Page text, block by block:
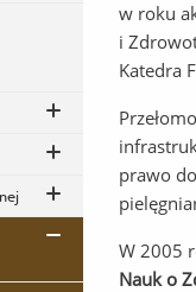
w roku
i
Katedra
prawo
W 2005
Nauk o